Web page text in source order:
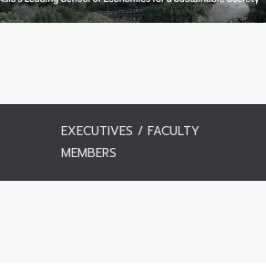
EXECUTIVES / FACULTY
MEMBERS